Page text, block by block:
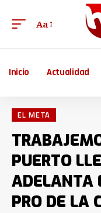
Aa
Inicio Actualidad
EL META
PUERTO
ADELANTA
PRO DE LA